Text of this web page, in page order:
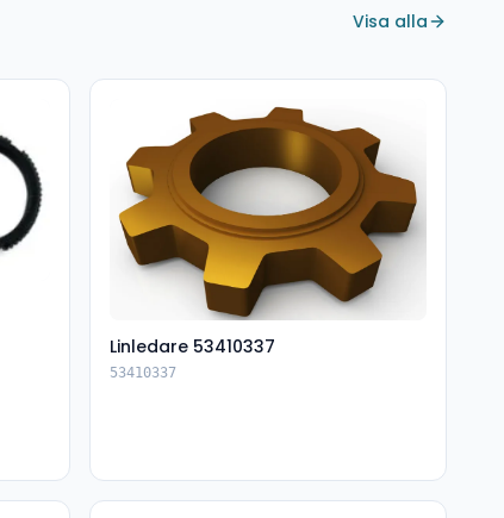
Visa alla
Linledare 53410337
53410337